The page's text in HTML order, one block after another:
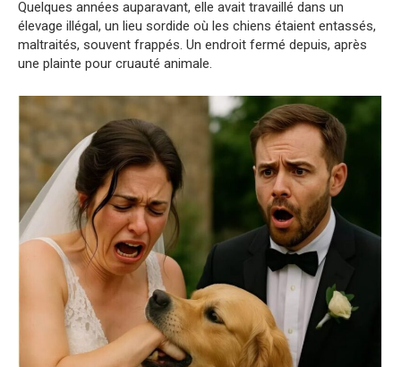
Quelques années auparavant, elle avait travaillé dans un
élevage illégal, un lieu sordide où les chiens étaient entassés,
maltraités, souvent frappés. Un endroit fermé depuis, après
une plainte pour cruauté animale.